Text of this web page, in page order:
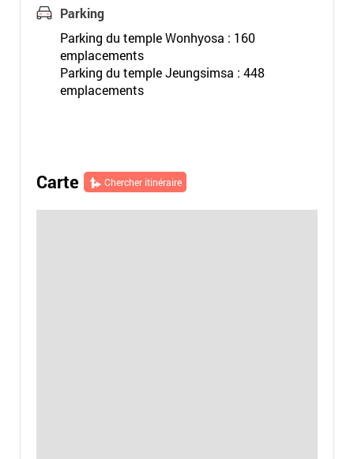
Parking
Parking du temple Wonhyosa : 160
emplacements
Parking du temple Jeungsimsa : 448
emplacements
Carte Chercher itinéraire